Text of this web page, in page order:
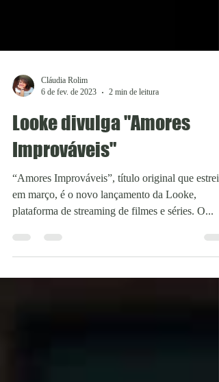
6 de fev. de 2023
2 min de leitura
Looke divulga "Amores
Improváveis"
“Amores Improváveis”, título original que estreia
plataforma de streaming de filmes e séries. O...